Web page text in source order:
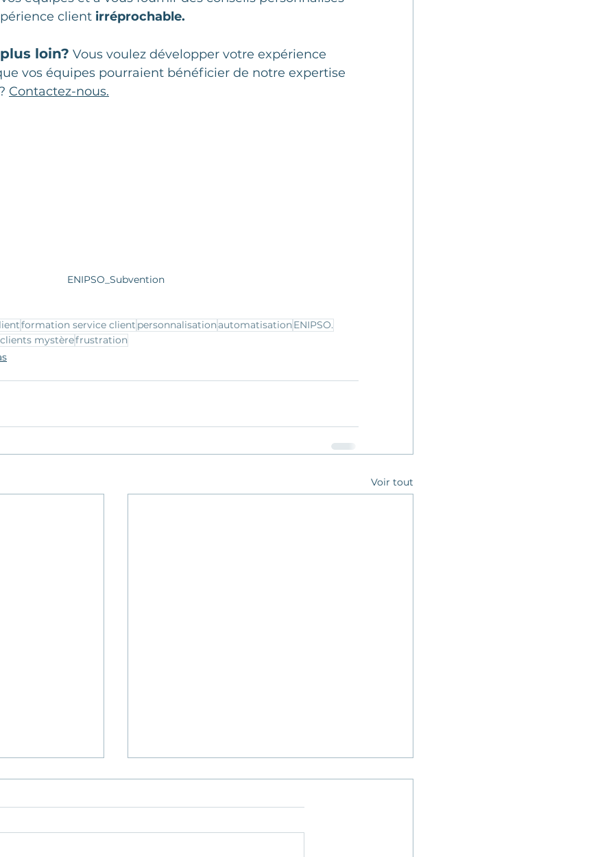
client irréprochable.
loin? Vous voulez développer votre expérience
vos équipes pourraient bénéficier de notre expertise
Contactez-nous.
ENIPSO_Subvention
formation service client personnalisationautomatisationENIPSO.
clients mystèrefrustration
Voir tout